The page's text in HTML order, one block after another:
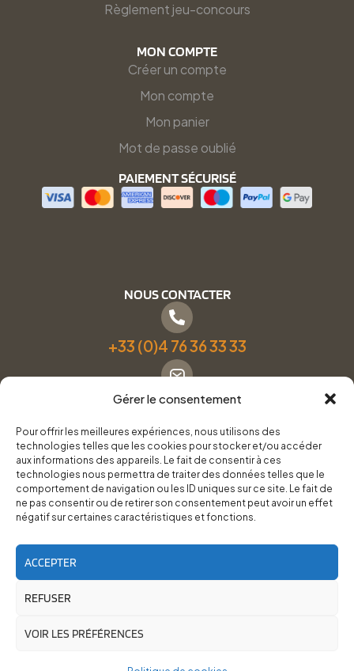
Gérer le consentement
Pour offrir les meilleures expériences, nous utilisons des
technologies telles que les cookies pour stocker et/ou accéder
aux informations des appareils. Le fait de consentir à ces
technologies nous permettra de traiter des données telles que le
comportement de navigation ou les ID uniques sur ce site. Le fait de
ne pas consentir ou de retirer son consentement peut avoir un effet
négatif sur certaines caractéristiques et fonctions.
ACCEPTER
REFUSER
VOIR LES PRÉFÉRENCES
Règlement jeu-concours
MON COMPTE
Créer un compte
Mon compte
Mon panier
Mot de passe oublié
PAIEMENT SÉCURISÉ
NOUS CONTACTER
+33 (0)4 76 36 33 33
Formulaire de contact
Pneus Services Loisirs - Garage Point S - 28 Bd Denfert
Rochereau, 38500 Voiron
RoadTrip Équipement/Pneus Services Loisirs - 2026